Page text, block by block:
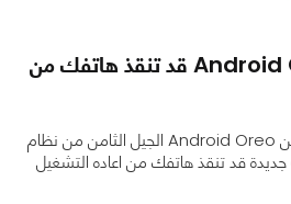
تقنية جديدة في Android Oreo قد تنقذ هاتفك من
بالامس مع الإعلان الرسمي عن Android Oreo الجيل الثامن من نظام